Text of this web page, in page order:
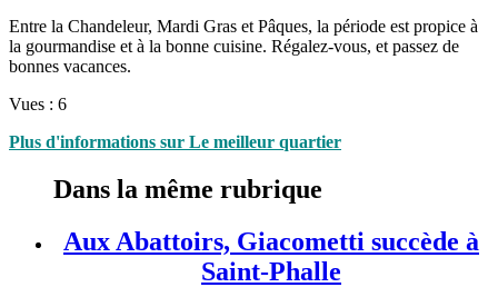
Entre la Chandeleur, Mardi Gras et Pâques, la période est propice à
la gourmandise et à la bonne cuisine. Régalez-vous, et passez de
bonnes vacances.
Vues : 6
Plus d'informations sur Le meilleur quartier
Dans la même rubrique
Aux Abattoirs, Giacometti succède à
Saint-Phalle